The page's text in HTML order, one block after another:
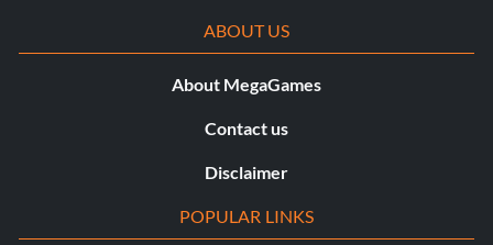
ABOUT US
About MegaGames
Contact us
Disclaimer
POPULAR LINKS